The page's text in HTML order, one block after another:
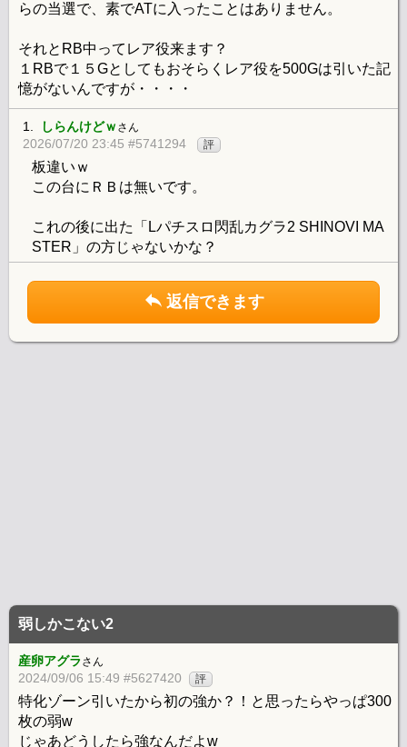
らの当選で、素でATに入ったことはありません。
それとRB中ってレア役来ます？
１RBで１５Gとしてもおそらくレア役を500Gは引いた記
憶がないんですが・・・・
1. しらんけどｗ さん
2026/07/20 23:45 #5741294 評
板違いｗ
この台にＲＢは無いです。
これの後に出た「Lパチスロ閃乱カグラ2 SHINOVI MA
STER」の方じゃないかな？
返信できます
弱しかこない2
産卵アグラさん
2024/09/06 15:49 #5627420 評
特化ゾーン引いたから初の強か？！と思ったらやっぱ300
枚の弱w
じゃあどうしたら強なんだよw